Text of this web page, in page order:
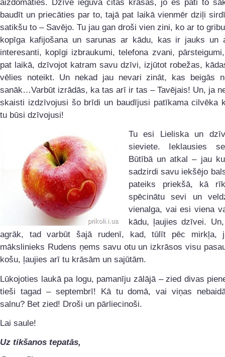
aizdomāties. Dzīve ieguva citas krāsas, jo es pati to
baudīt un priecāties par to, tajā pat laikā vienmēr dziļi
satikšu to – Savējo. Tu jau gan droši vien zini, ko ar to
kopīga kafijošana un sarunas ar kādu, kas ir jauks un
interesanti, kopīgi izbraukumi, telefona zvani,
pat laikā, dzīvojot katram savu dzīvi, izjūtot robežas,
vēlies noteikt. Un nekad jau nevari zināt, kas beigās
sanāk…Varbūt izrādās, ka tas arī ir tas – Tavējais! Un, ja
skaisti izdzīvojusi šo brīdi un baudījusi patīkama cilvēka
tu būsi dzīvojusi!
Tu esi Lieliska un
sieviete. Ieklausies
Būtībā un atkal – jau
sadzirdi savu iekšējo
pateiks priekšā, kā
spēcinātu sevi un
vienalga, vai esi viena
kādu, ļaujies dzīvei.
agrāk, tad varbūt šajā rudenī, kad, tūlīt pēc mirkļa,
mākslinieks Rudens ņems savu otu un izkrāsos visu
košu, ļaujies arī tu krāsām un sajūtām.
Lūkojoties laukā pa logu, pamanīju zālājā – zied divas
tieši tagad – septembrī! Kā tu domā, vai viņas
salnu? Bet zied! Droši un pārliecinoši.
Lai saule!
Uz tikšanos tepatās,